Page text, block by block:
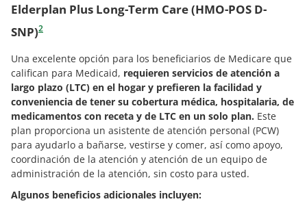
Elderplan Plus Long-Term Care (HMO-POS D-
SNP)2
Una excelente opción para los beneficiarios de Medicare que
califican para Medicaid, requieren servicios de atención a
largo plazo (LTC) en el hogar y prefieren la facilidad y
conveniencia de tener su cobertura médica, hospitalaria, de
medicamentos con receta y de LTC en un solo plan. Este
plan proporciona un asistente de atención personal (PCW)
para ayudarlo a bañarse, vestirse y comer, así como apoyo,
coordinación de la atención y atención de un equipo de
administración de la atención, sin costo para usted.
Algunos beneficios adicionales incluyen: